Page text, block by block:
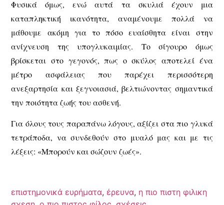
Φυσικά όμως, ενώ αυτά τα σκυλιά έχουν μια
καταπληκτική ικανότητα, αναμένουμε πολλά να
μάθουμε ακόμη για το πόσο ευαίσθητα είναι στην
ανίχνευση της υπογλυκαιμίας. Το σίγουρο όμως
βρίσκεται στο γεγονός, πως ο σκύλος αποτελεί ένα
μέτρο ασφάλειας που παρέχει περισσότερη
ανεξαρτησία και ξεγνοιασιά, βελτιώνοντας σημαντικά
την ποιότητα ζωής του ασθενή.
Για όλους τους παραπάνω λόγους, αξίζει στα πιο γλυκά
τετράποδα, να συνδεθούν στο μυαλό μας και με τις
λέξεις: «Μπορούν και σώζουν ζωές».
επιστημονικά ευρήματα, έρευνα, η πιο πιστη φιλικη